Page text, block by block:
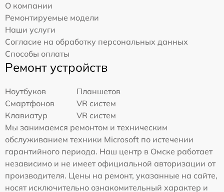
О компании
Ремонтируемые модели
Наши услуги
Согласие на обработку персональных данных
Способы оплаты
Ремонт устройств
Ноутбуков
Планшетов
Смартфонов
VR систем
Клавиатур
VR систем
Мы занимаемся ремонтом и техническим
обслуживанием техники Microsoft по истечении
гарантийного периода. Наш центр в Омске работает
независимо и не имеет официальной авторизации от
производителя. Цены на ремонт, указанные на сайте,
носят исключительно ознакомительный характер и